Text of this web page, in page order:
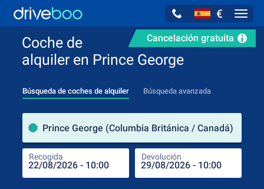
€
Cancelación gratuita
Coche de
alquiler en Prince George
Búsqueda de coches de alquiler Búsqueda avanzada
Prince George (Columbia Británica / Canadá)
Recogida Devolución